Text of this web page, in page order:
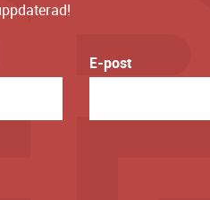
E-post